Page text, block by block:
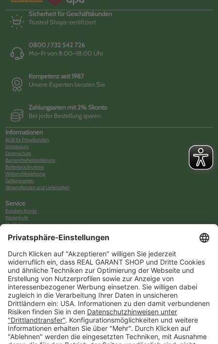
Sicherheit für Geschäftskunden
Trusted Shops-zertifiziert
0800 / 732 542 726
Mo–Fr von 8:00–18:00 Uhr
Kompetenz seit 1987
Unsere Experten beraten Sie
Zahlungsarten mit 2% Skonto
Bei jeder Bestellung sparen
Informationen
AGB für Privatkunden
Impressum
Datenschutz
Barrierefreiheitserklärung
Batterierücknahme
Widerrufsbelehrung
Zahlungsarten
Versandkosten und Lieferzeiten
Service
Kunden-Konto
Warenkorb
Merkliste
Newsletter
FAQs
Über uns
Kategorien
Betriebsorganisation (52)
Schlüsselorganisation (140)
Reifenorganisation (35)
Werkstattorganisation (166)
Preisauszeichnung und Preisdisplays (35)
Formulare KFZ und Werkstatt (34)
Kennzeichenhalter (49)
KFZ-Verkauf und KFZ-Präsentation (19)
Aussenwerbung (47)